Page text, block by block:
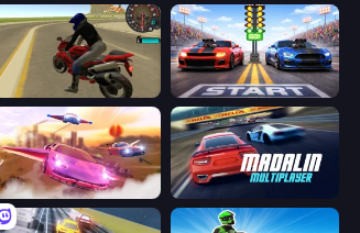
Moto Rider 3D Street Racer 2
Ultimate Flying Car